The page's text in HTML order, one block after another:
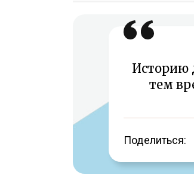
Историю
тем
Поделиться: